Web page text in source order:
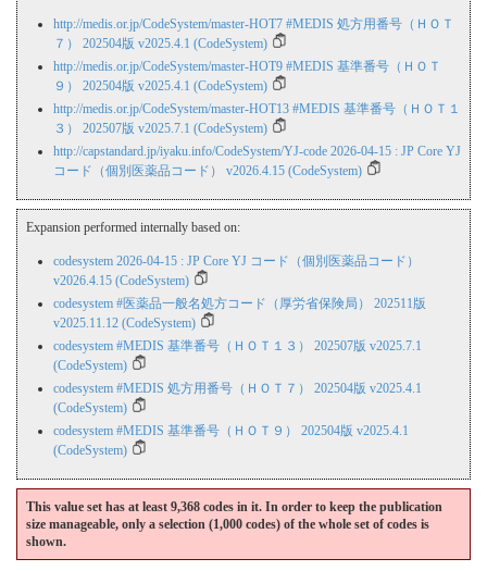
http://medis.or.jp/CodeSystem/master-HOT7 #MEDIS 処方用番号（ＨＯＴ
７） 202504版 v2025.4.1 (CodeSystem)
http://medis.or.jp/CodeSystem/master-HOT9 #MEDIS 基準番号（ＨＯＴ
９） 202504版 v2025.4.1 (CodeSystem)
http://medis.or.jp/CodeSystem/master-HOT13 #MEDIS 基準番号（ＨＯＴ１
３） 202507版 v2025.7.1 (CodeSystem)
http://capstandard.jp/iyaku.info/CodeSystem/YJ-code 2026-04-15 : JP Core YJ
コード（個別医薬品コード） v2026.4.15 (CodeSystem)
Expansion performed internally based on:
codesystem 2026-04-15 : JP Core YJ コード（個別医薬品コード）
v2026.4.15 (CodeSystem)
codesystem #医薬品一般名処方コード（厚労省保険局） 202511版
v2025.11.12 (CodeSystem)
codesystem #MEDIS 基準番号（ＨＯＴ１３） 202507版 v2025.7.1
(CodeSystem)
codesystem #MEDIS 処方用番号（ＨＯＴ７） 202504版 v2025.4.1
(CodeSystem)
codesystem #MEDIS 基準番号（ＨＯＴ９） 202504版 v2025.4.1
(CodeSystem)
This value set has at least 9,368 codes in it. In order to keep the publication
size manageable, only a selection (1,000 codes) of the whole set of codes is
shown.